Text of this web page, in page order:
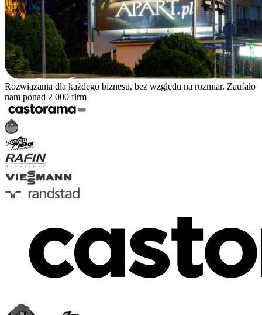
Rozwiązania dla każdego biznesu, bez względu na rozmiar. Zaufało
nam ponad 2 000 firm